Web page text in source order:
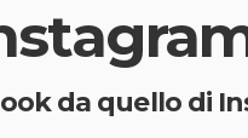
da quello di